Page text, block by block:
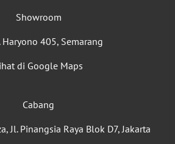
Showroom
Haryono 405, Semarang
di Google Maps
Cabang
Jl. Pinangsia Raya Blok D7, Jakarta